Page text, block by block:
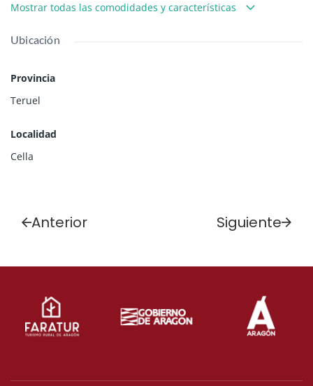
Mostrar todas las comodidades y características
Ubicación
Provincia
Teruel
Localidad
Cella
Anterior Siguiente